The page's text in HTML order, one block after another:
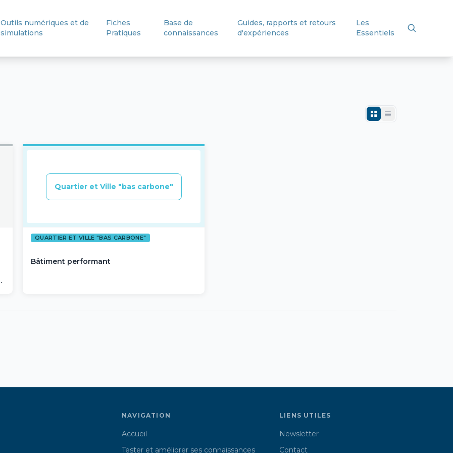
Outils numériques et de
simulations
Fiches
Pratiques
Base de
connaissances
Guides, rapports et retours
d'expériences
Les
Essentiels
Quartier et Ville "bas carbone"
QUARTIER ET VILLE "BAS CARBONE"
Bâtiment performant
NAVIGATION
Accueil
Tester et améliorer ses connaissances
LIENS UTILES
Newsletter
Contact